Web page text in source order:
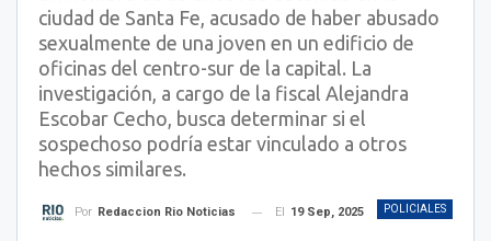
ciudad de Santa Fe, acusado de haber abusado
sexualmente de una joven en un edificio de
oficinas del centro-sur de la capital. La
investigación, a cargo de la fiscal Alejandra
Escobar Cecho, busca determinar si el
sospechoso podría estar vinculado a otros
hechos similares.
POLICIALES
Por Redaccion Rio Noticias El 19 Sep, 2025